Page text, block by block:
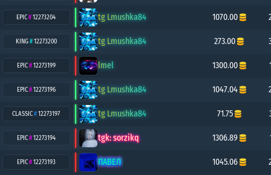
EPIC#12273204 tg Lmushka84 1070.00
KING#12273200 tg Lmushka84 273.00
EPIC#12273199 lmel 1300.00
EPIC#12273196 tg Lmushka84 1047.04
CLASSIC#12273197 tg Lmushka84 71.75
EPIC#12273194 tgk: sorzikq 1306.89
EPIC#12273193 ПАВЕЛ 1045.06